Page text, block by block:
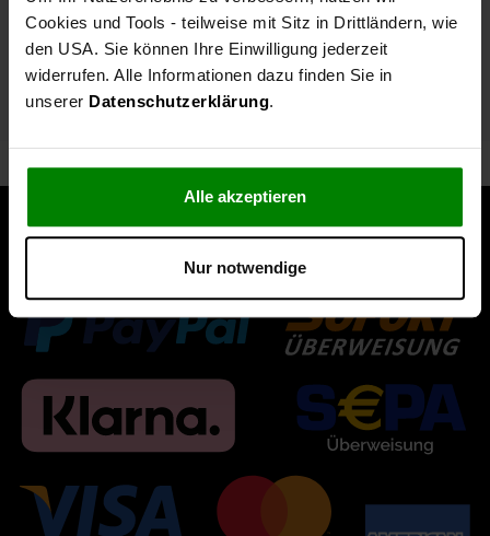
Cookies und Tools - teilweise mit Sitz in Drittländern, wie
den USA. Sie können Ihre Einwilligung jederzeit
widerrufen. Alle Informationen dazu finden Sie in
unserer Datenschutzerklärung.
Alle akzeptieren
Nur notwendige
Spezifikationen
Technische Daten